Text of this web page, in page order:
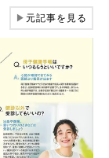
▶元記事を見る